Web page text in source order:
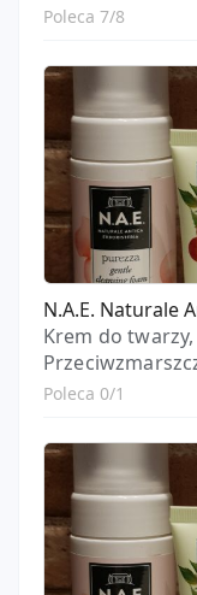
Poleca 7/8
N.A.E. Naturale
Krem do
Poleca 0/1